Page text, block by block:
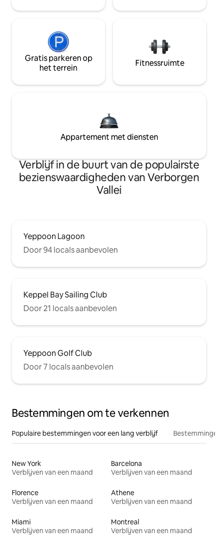
Gratis parkeren op
het terrein
Fitnessruimte
Appartement met diensten
Verblijf in de buurt van de populairste
bezienswaardigheden van Verborgen
Vallei
Yeppoon Lagoon
Door 94 locals aanbevolen
Keppel Bay Sailing Club
Door 21 locals aanbevolen
Yeppoon Golf Club
Door 7 locals aanbevolen
Bestemmingen om te verkennen
Populaire bestemmingen voor een lang verblijf
New York
Verblijven van een maand
Barcelona
Verblijven van een maand
Florence
Verblijven van een maand
Athene
Verblijven van een maand
Miami
Verblijven van een maand
Montreal
Verblijven van een maand